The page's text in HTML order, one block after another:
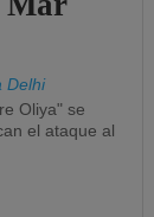
Delhi
Oliya" se
el ataque al